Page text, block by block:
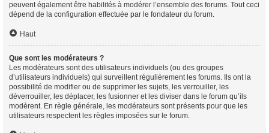
peuvent également être habilités à modérer l’ensemble des forums. Tout ceci
dépend de la configuration effectuée par le fondateur du forum.
Haut
Que sont les modérateurs ?
Les modérateurs sont des utilisateurs individuels (ou des groupes
d’utilisateurs individuels) qui surveillent régulièrement les forums. Ils ont la
possibilité de modifier ou de supprimer les sujets, les verrouiller, les
déverrouiller, les déplacer, les fusionner et les diviser dans le forum qu’ils
modèrent. En règle générale, les modérateurs sont présents pour que les
utilisateurs respectent les règles imposées sur le forum.